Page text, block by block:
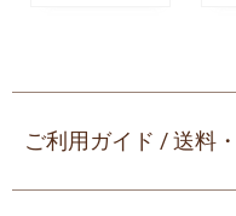
ご利用ガイド / 送料